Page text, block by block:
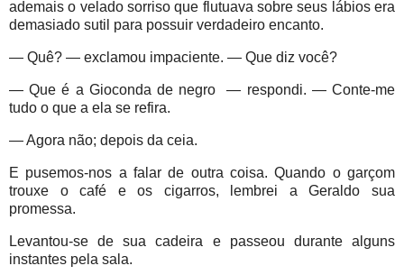
ademais o velado sorriso que flutuava sobre seus lábios era
demasiado sutil para possuir verdadeiro encanto.
— Quê? — exclamou impaciente. — Que diz você?
— Que é a Gioconda de negro — respondi. — Conte-me
tudo o que a ela se refira.
— Agora não; depois da ceia.
E pusemos-nos a falar de outra coisa. Quando o garçom
trouxe o café e os cigarros, lembrei a Geraldo sua
promessa.
Levantou-se de sua cadeira e passeou durante alguns
instantes pela sala.